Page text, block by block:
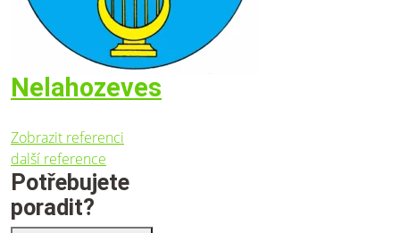
Nelahozeves
Zobrazit referenci
další reference
Potřebujete
poradit?